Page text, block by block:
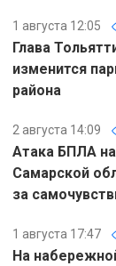
1 августа 12:05
Глава
изменится
района
2 августа 14:09
Атака БПЛА
Самарской
за
1 августа 17:47
На